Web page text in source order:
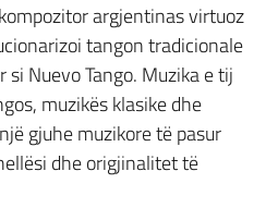
argjentinas virtuoz
tangon tradicionale
Nuevo Tango. Muzika e tij
muzikës klasike dhe
gjuhe muzikore të pasur
dhe origjinalitet të